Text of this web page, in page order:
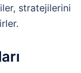
stratejilerini